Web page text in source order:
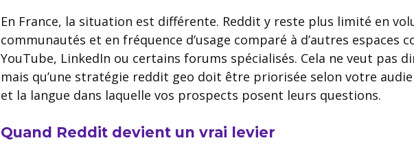
En France, la situation est différente. Reddit y reste plus limité en
communautés et en fréquence d’usage comparé à d’autres espaces
YouTube, LinkedIn ou certains forums spécialisés. Cela ne veut pas
mais qu’une stratégie reddit geo doit être priorisée selon votre
et la langue dans laquelle vos prospects posent leurs questions.
Quand Reddit devient un vrai levier